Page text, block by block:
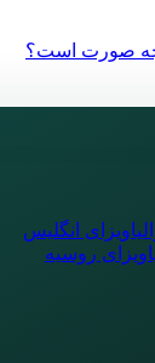
چه صورت است؟
ویزای انگلیس
ویزای روسیه